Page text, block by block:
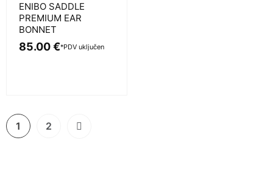
ENIBO SADDLE
PREMIUM EAR
BONNET
85.00€*PDV uključen
1 2